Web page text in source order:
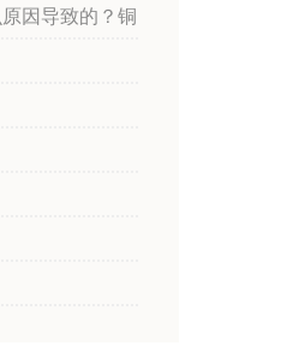
因导致的？铜